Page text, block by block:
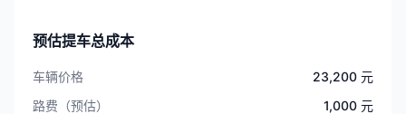
预估提车总成本
车辆价格
23,200 元
路费（预估）
1,000 元